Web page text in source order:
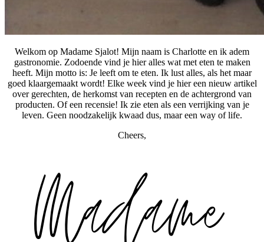
Welkom op Madame Sjalot! Mijn naam is Charlotte en ik adem
gastronomie. Zodoende vind je hier alles wat met eten te maken
heeft. Mijn motto is: Je leeft om te eten. Ik lust alles, als het maar
goed klaargemaakt wordt! Elke week vind je hier een nieuw artikel
over gerechten, de herkomst van recepten en de achtergrond van
producten. Of een recensie! Ik zie eten als een verrijking van je
leven. Geen noodzakelijk kwaad dus, maar een way of life.
Cheers,